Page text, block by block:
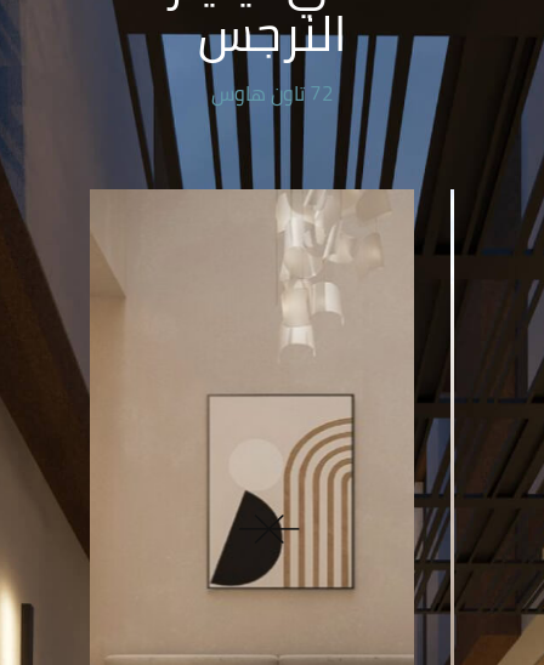
النرجس
72 تاون هاوس